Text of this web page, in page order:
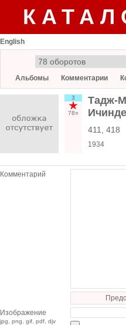
English
Альбомы Комментарии
3
78○
Тадж-
Ичинде
411, 418
1934
Комментарий
Изображение
jpg, png, gif, pdf, djv